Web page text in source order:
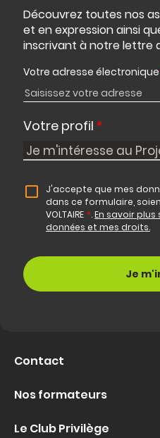
Découvrez toutes nos
et en expression ainsi
inscrivant à notre lettre
Votre adresse électronique
Votre profil *
J'accepte que mes
dans ce formulaire,
VOLTAIRE *.En savoir
données et mes droits.
Contact
Nos formateurs
Le Club Privilège